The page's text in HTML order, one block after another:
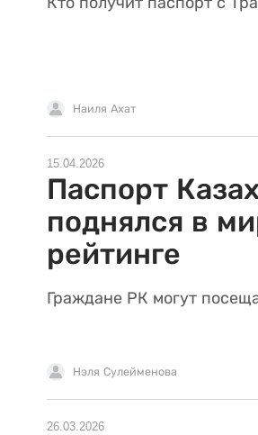
Наиля Ахат
15.04.2026
Паспорт
поднялся в
рейтинге
Граждане РК могут
Нэля Сулейменова
26.03.2026